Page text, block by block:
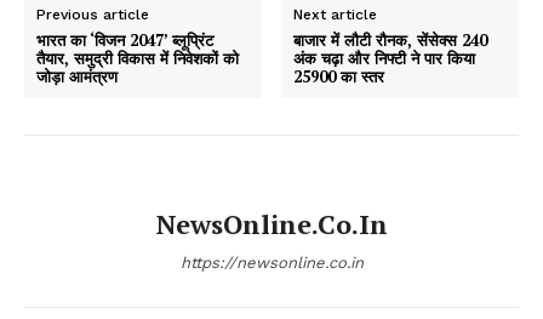
Previous article
भारत का ‘विजन 2047’ ब्लूप्रिंट
तैयार, समुद्री विकास में निवेशकों को
जोड़ा आमंत्रण
Next article
बाजार में लौटी रौनक, सेंसेक्स 240
अंक चढ़ा और निफ्टी ने पार किया
25900 का स्तर
NewsOnline.co.in
https://newsonline.co.in